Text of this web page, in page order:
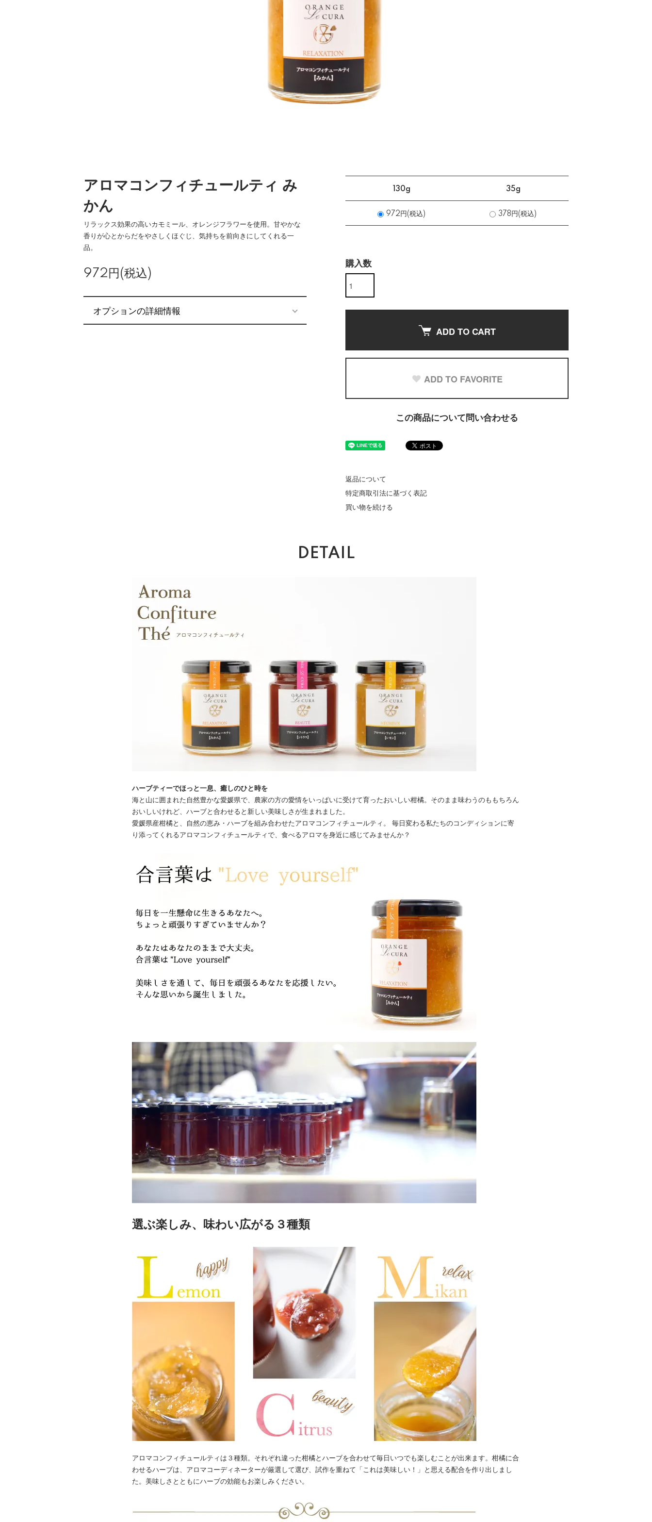
アロマコンフィチュールティ み
かん
リラックス効果の高いカモミール、オレンジフラワーを使用。甘やかな
香りが心とからだをやさしくほぐじ、気持ちを前向きにしてくれる一
品。
972円(税込)
オプションの詳細情報
130g 35g
972円(税込) 378円(税込)
購入数
ADD TO CART
ADD TO FAVORITE
この商品について問い合わせる
返品について
特定商取引法に基づく表記
買い物を続ける
DETAIL
ハーブティーでほっと一息、癒しのひと時を
海と山に囲まれた自然豊かな愛媛県で、農家の方の愛情をいっぱいに受けて育ったおいしい柑橘。そのまま味わうのももちろん
おいしいけれど、ハーブと合わせると新しい美味しさが生まれました。
愛媛県産柑橘と、自然の恵み・ハーブを組み合わせたアロマコンフィチュールティ。 毎日変わる私たちのコンディションに寄
り添ってくれるアロマコンフィチュールティで、食べるアロマを身近に感じてみませんか？
選ぶ楽しみ、味わい広がる３種類
アロマコンフィチュールティは３種類。それぞれ違った柑橘とハーブを合わせて毎日いつでも楽しむことが出来ます。柑橘に合
わせるハーブは、アロマコーディネーターが厳選して選び、試作を重ねて「これは美味しい！」と思える配合を作り出しまし
た。美味しさとともにハーブの効能もお楽しみください。